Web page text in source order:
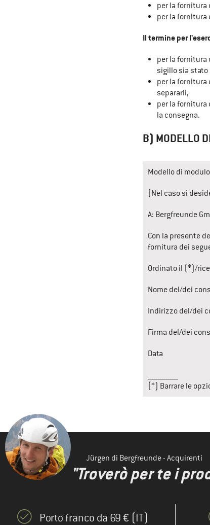
per la fornitura
per la
Il termine per
per la
sigillo sia stato
per la
separarli,
per la fornitura
la consegna.
B) MODELLO
Modello di
(Nel caso si
A: Bergfreunde
Con la presente
fornitura dei
Ordinato il (*)/
Nome del/dei
Indirizzo del/dei
Firma del/dei
Data
(*) Barrare le
Jürgen di Bergfreunde - Acquirenti
"Troverò per te i
Porto franco da 69 € (IT)